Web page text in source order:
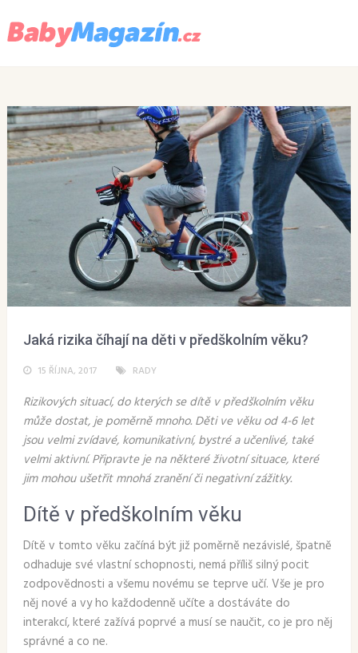
Jaká rizika číhají na děti v předškolním věku?
15 ŘÍJNA, 2017 RADY
Rizikových situací, do kterých se dítě v předškolním věku
může dostat, je poměrně mnoho. Děti ve věku od 4-6 let
jsou velmi zvídavé, komunikativní, bystré a učenlivé, také
velmi aktivní. Připravte je na některé životní situace, které
jim mohou ušetřit mnohá zranění či negativní zážitky.
Dítě v předškolním věku
Dítě v tomto věku začíná být již poměrně nezávislé, špatně
odhaduje své vlastní schopnosti, nemá příliš silný pocit
zodpovědnosti a všemu novému se teprve učí. Vše je pro
něj nové a vy ho každodenně učíte a dostáváte do
interakcí, které zažívá poprvé a musí se naučit, co je pro něj
správné a co ne.